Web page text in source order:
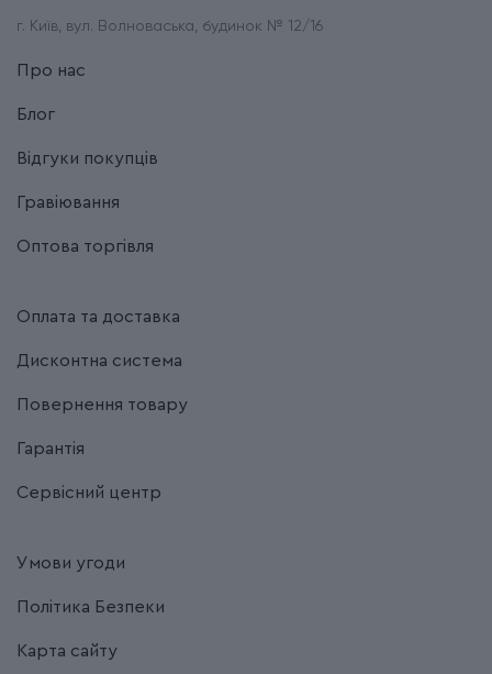
г. Київ, вул. Волноваська, будинок № 12/16
Про нас
Блог
Відгуки покупців
Гравіювання
Оптова торгівля
Оплата та доставка
Дисконтна система
Повернення товару
Гарантія
Сервісний центр
Умови угоди
Політика Безпеки
Карта сайту